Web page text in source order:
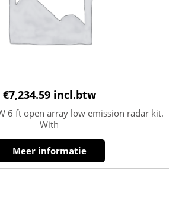
€7,234.59 incl.btw
6 ft open array low emission radar kit.
With
Meer informatie